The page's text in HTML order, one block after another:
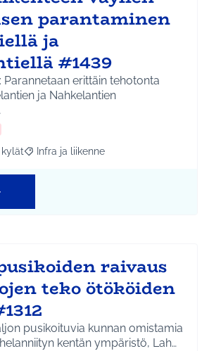
parantaminen
ja
#1439
Parannetaan erittäin tehotonta
ja Nahkelantien
mukaan: Etelä-Tuusulan kylät
kylät Rajaa tulokset teeman mukaan: Infra ja
Infra ja liikenne
raivaus
teko ötököiden
pusikoituvia kunnan omistamia
kentän ympäristö, Lah…